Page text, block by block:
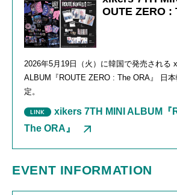
OUTE ZERO :
2026年5 ⽉ 19⽇（火）に韓国で発売される
ALBUM 『ROUTE ZERO : The ORA 』 日
定。
xikers 7TH MINI ALBUM『
The ORA』
EVENT INFORMATION